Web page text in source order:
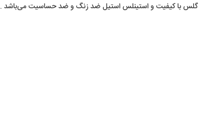
گلس با کیفیت و استینلس استیل ضد زنگ و ضد حساسیت می‌باشد .